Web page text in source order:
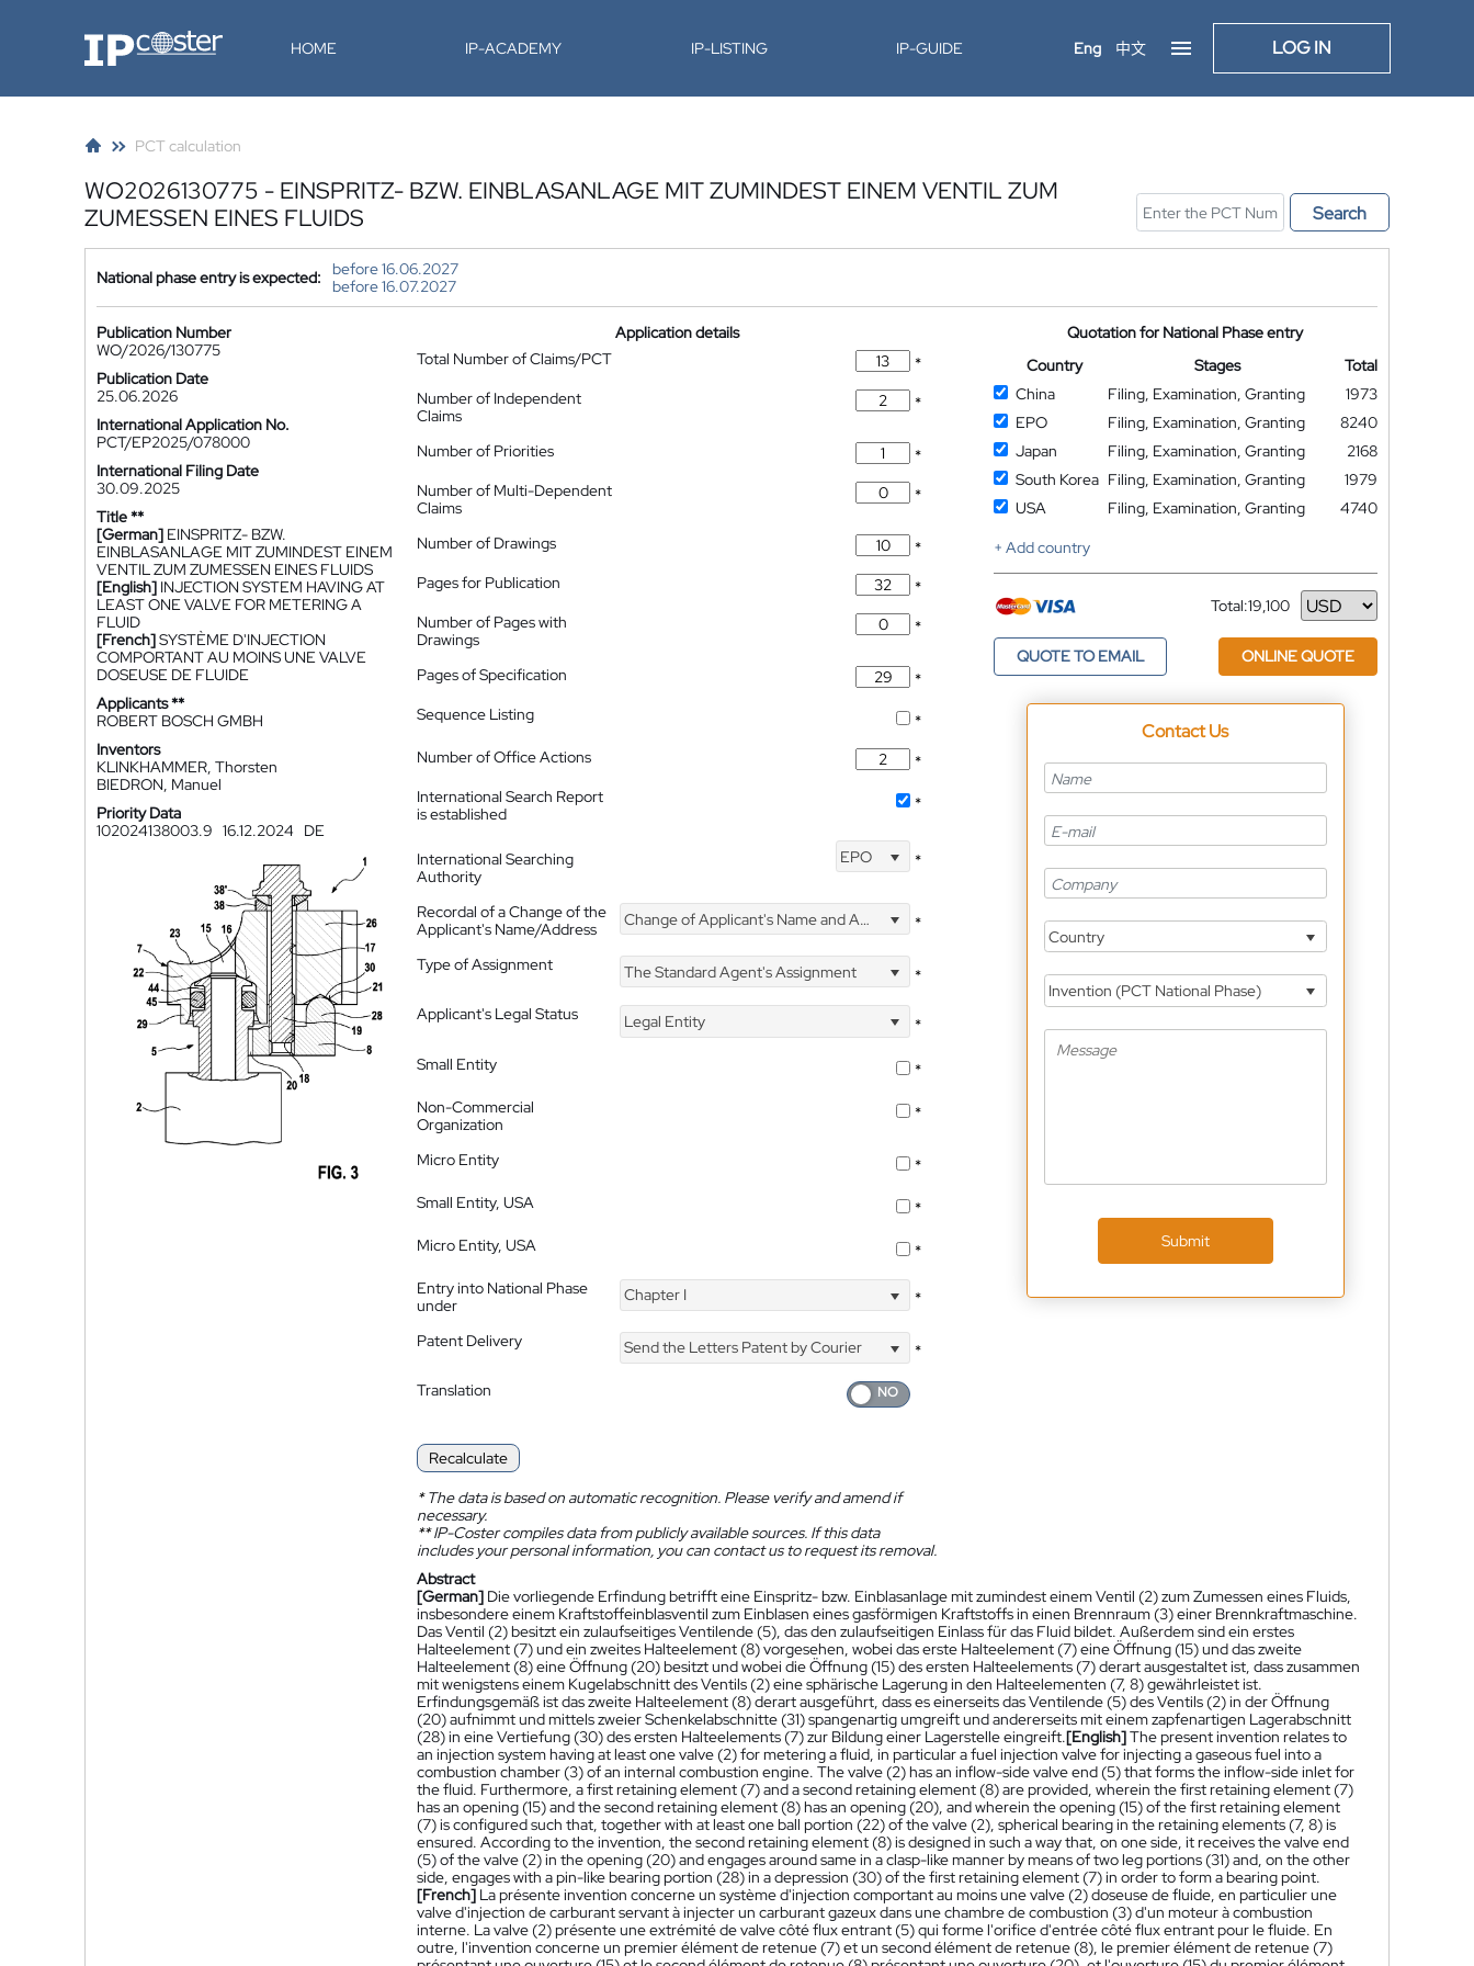
IP-Coster HOME IP-ACADEMY IP-LISTING IP-GUIDE Eng 中文 LOG IN
PCT calculation
WO2026130775 - EINSPRITZ- BZW. EINBLASANLAGE MIT ZUMINDEST EINEM VENTIL ZUM
ZUMESSEN EINES FLUIDS
Search
National phase entry is expected:
before 16.06.2027
before 16.07.2027
Publication Number
WO/2026/130775
Publication Date
25.06.2026
International Application No.
PCT/EP2025/078000
International Filing Date
30.09.2025
Title **
[German] EINSPRITZ- BZW.
EINBLASANLAGE MIT ZUMINDEST EINEM
VENTIL ZUM ZUMESSEN EINES FLUIDS
[English] INJECTION SYSTEM HAVING AT
LEAST ONE VALVE FOR METERING A
FLUID
[French]SYSTÈME D'INJECTION
COMPORTANT AU MOINS UNE VALVE
DOSEUSE DE FLUIDE
Applicants **
ROBERT BOSCH GMBH
Inventors
KLINKHAMMER, Thorsten
BIEDRON, Manuel
Priority Data
102024138003.9 16.12.2024 DE
Application details
Total Number of Claims/PCT
*
Number of Independent
Claims
*
Number of Priorities
*
Number of Multi-Dependent
Claims
*
Number of Drawings
*
Pages for Publication
*
Number of Pages with
Drawings
*
Pages of Specification
*
Sequence Listing
*
Number of Office Actions
*
International Search Report
is established
*
International Searching
Authority
EPO *
Recordal of a Change of the
Applicant's Name/Address
Change of Applicant's Name and Address *
Type of Assignment The Standard Agent's Assignment
*
Applicant's Legal Status
Legal Entity
*
Small Entity
*
Non-Commercial
Organization
*
Micro Entity
*
Small Entity, USA
*
Micro Entity, USA
*
Entry into National Phase
under
Chapter I *
Patent Delivery Send the Letters Patent by Courier
*
Translation
Recalculate
*The data is based on automatic recognition. Please verify and amend if
necessary.
**IP-Coster compiles data from publicly available sources. If this data
includes your personal information, you can contact us to request its removal.
Quotation for National Phase entry
Country
Stages
Total
China
Filing, Examination, Granting
1973
EPO
Filing, Examination, Granting
8240
Japan
Filing, Examination, Granting
2168
South Korea Filing, Examination, Granting
1979
USA
Filing, Examination, Granting
4740
+ Add country
Total:19,100
Currency
QUOTE TO EMAIL ONLINE QUOTE
Contact Us
Country
Invention (PCT National Phase)
Submit
Abstract
[German] Die vorliegende Erfindung betrifft eine Einspritz- bzw. Einblasanlage mit zumindest einem Ventil (2) zum Zumessen eines Fluids,
insbesondere einem Kraftstoffeinblasventil zum Einblasen eines gasförmigen Kraftstoffs in einen Brennraum (3) einer Brennkraftmaschine.
Das Ventil (2) besitzt ein zulaufseitiges Ventilende (5), das den zulaufseitigen Einlass für das Fluid bildet. Außerdem sind ein erstes
Halteelement (7) und ein zweites Halteelement (8) vorgesehen, wobei das erste Halteelement (7) eine Öffnung (15) und das zweite
Halteelement (8) eine Öffnung (20) besitzt und wobei die Öffnung (15) des ersten Halteelements (7) derart ausgestaltet ist, dass zusammen
mit wenigstens einem Kugelabschnitt des Ventils (2) eine sphärische Lagerung in den Halteelementen (7, 8) gewährleistet ist.
Erfindungsgemäß ist das zweite Halteelement (8) derart ausgeführt, dass es einerseits das Ventilende (5) des Ventils (2) in der Öffnung
(20) aufnimmt und mittels zweier Schenkelabschnitte (31) spangenartig umgreift und andererseits mit einem zapfenartigen Lagerabschnitt
(28) in eine Vertiefung (30) des ersten Halteelements (7) zur Bildung einer Lagerstelle eingreift.[English]The present invention relates to
an injection system having at least one valve (2) for metering a fluid, in particular a fuel injection valve for injecting a gaseous fuel into a
combustion chamber (3) of an internal combustion engine. The valve (2) has an inflow-side valve end (5) that forms the inflow-side inlet for
the fluid. Furthermore, a first retaining element (7) and a second retaining element (8) are provided, wherein the first retaining element (7)
has an opening (15) and the second retaining element (8) has an opening (20), and wherein the opening (15) of the first retaining element
(7) is configured such that, together with at least one ball portion (22) of the valve (2), spherical bearing in the retaining elements (7, 8) is
ensured. According to the invention, the second retaining element (8) is designed in such a way that, on one side, it receives the valve end
(5) of the valve (2) in the opening (20) and engages around same in a clasp-like manner by means of two leg portions (31) and, on the other
side, engages with a pin-like bearing portion (28) in a depression (30) of the first retaining element (7) in order to form a bearing point.
[French] La présente invention concerne un système d'injection comportant au moins une valve (2) doseuse de fluide, en particulier une
valve d'injection de carburant servant à injecter un carburant gazeux dans une chambre de combustion (3) d'un moteur à combustion
interne. La valve (2) présente une extrémité de valve côté flux entrant (5) qui forme l'orifice d'entrée côté flux entrant pour le fluide. En
outre, l'invention concerne un premier élément de retenue (7) et un second élément de retenue (8), le premier élément de retenue (7)